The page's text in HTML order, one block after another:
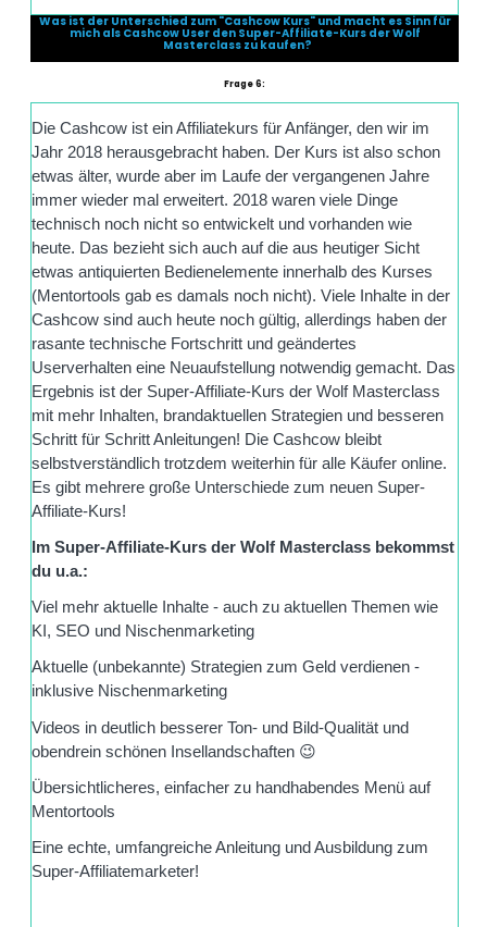
Was ist der Unterschied zum "Cashcow Kurs" und macht es Sinn für
mich als Cashcow User den Super-Affiliate-Kurs der Wolf
Masterclass zu kaufen?
Frage 6:
Die Cashcow ist ein Affiliatekurs für Anfänger, den wir im
Jahr 2018 herausgebracht haben. Der Kurs ist also schon
etwas älter, wurde aber im Laufe der vergangenen Jahre
immer wieder mal erweitert. 2018 waren viele Dinge
technisch noch nicht so entwickelt und vorhanden wie
heute. Das bezieht sich auch auf die aus heutiger Sicht
etwas antiquierten Bedienelemente innerhalb des Kurses
(Mentortools gab es damals noch nicht). Viele Inhalte in der
Cashcow sind auch heute noch gültig, allerdings haben der
rasante technische Fortschritt und geändertes
Userverhalten eine Neuaufstellung notwendig gemacht. Das
Ergebnis ist der Super-Affiliate-Kurs der Wolf Masterclass
mit mehr Inhalten, brandaktuellen Strategien und besseren
Schritt für Schritt Anleitungen! Die Cashcow bleibt
selbstverständlich trotzdem weiterhin für alle Käufer online.
Es gibt mehrere große Unterschiede zum neuen Super-
Affiliate-Kurs!
Im Super-Affiliate-Kurs der Wolf Masterclass bekommst
du u.a.:
Viel mehr aktuelle Inhalte - auch zu aktuellen Themen wie
KI, SEO und Nischenmarketing
Aktuelle (unbekannte) Strategien zum Geld verdienen -
inklusive Nischenmarketing
Videos in deutlich besserer Ton- und Bild-Qualität und
obendrein schönen Insellandschaften 😉
Übersichtlicheres, einfacher zu handhabendes Menü auf
Mentortools
Eine echte, umfangreiche Anleitung und Ausbildung zum
Super-Affiliatemarketer!